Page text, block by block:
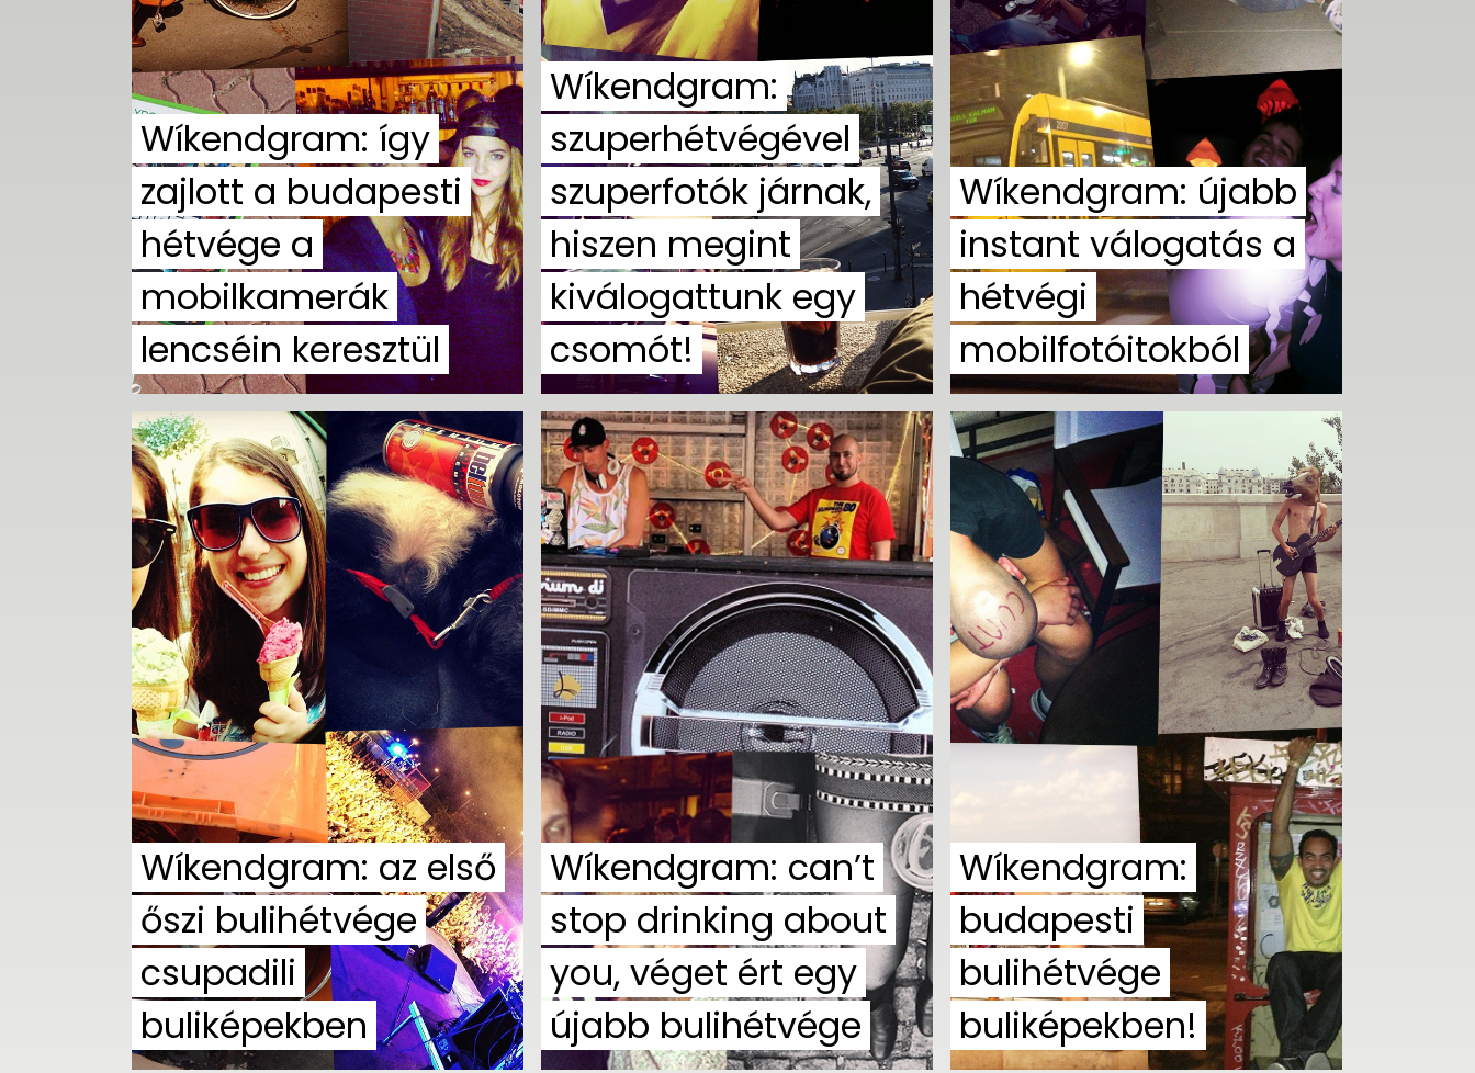
Wíkendgram: így
zajlott a budapesti
hétvége a
mobilkamerák
lencséin keresztül
Wíkendgram:
szuperhétvégével
szuperfotók járnak,
hiszen megint
kiválogattunk egy
csomót!
Wíkendgram: újabb
instant válogatás a
hétvégi
mobilfotóitokból
Wíkendgram: az első
őszi bulihétvége
csupadili
buliképekben
Wíkendgram: can’t
stop drinking about
you, véget ért egy
újabb bulihétvége
Wíkendgram:
budapesti
bulihétvége
buliképekben!